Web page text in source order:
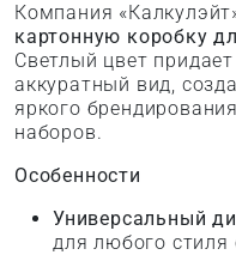
Компания
картонную коробку
Светлый цвет
аккуратный вид,
яркого
наборов.
Особенности
Универсальный
для любого